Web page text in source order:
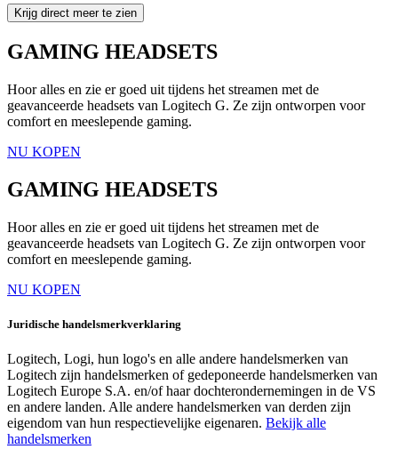
Krijg direct meer te zien
GAMING HEADSETS
Hoor alles en zie er goed uit tijdens het streamen met de
geavanceerde headsets van Logitech G. Ze zijn ontworpen voor
comfort en meeslepende gaming.
NU KOPEN
GAMING HEADSETS
Hoor alles en zie er goed uit tijdens het streamen met de
geavanceerde headsets van Logitech G. Ze zijn ontworpen voor
comfort en meeslepende gaming.
NU KOPEN
Juridische handelsmerkverklaring
Logitech, Logi, hun logo's en alle andere handelsmerken van
Logitech zijn handelsmerken of gedeponeerde handelsmerken van
Logitech Europe S.A. en/of haar dochterondernemingen in de VS
en andere landen. Alle andere handelsmerken van derden zijn
eigendom van hun respectievelijke eigenaren. Bekijk alle
handelsmerken